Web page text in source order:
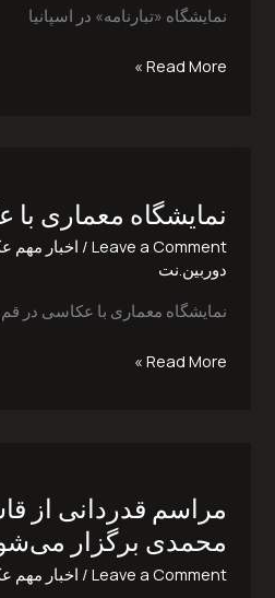
نمایشگاه «تبارنامه» در اسپانیا
Read More »
نمایشگاه معماری
Leave a Comment
/ اخبار مهم
دوربین.نت
نمایشگاه معماری با عکاسی در قم
با
عکاسی
در
Read More »
مراسم قدردانی از
محمدی برگزار
Leave a Comment
/ اخبار مهم
از
حاج
محمدی